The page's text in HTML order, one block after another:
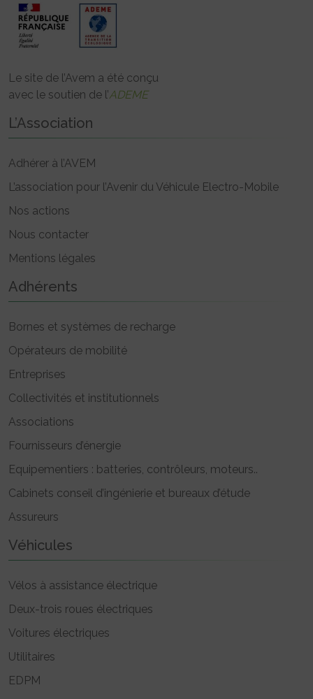
Le site de l’Avem a été conçu
avec le soutien de l’ADEME
L’Association
Adhérer à l’AVEM
L’association pour l’Avenir du Véhicule Electro-Mobile
Nos actions
Nous contacter
Mentions légales
Adhérents
Bornes et systèmes de recharge
Opérateurs de mobilité
Entreprises
Collectivités et institutionnels
Associations
Fournisseurs d’énergie
Equipementiers : batteries, contrôleurs, moteurs..
Cabinets conseil d’ingénierie et bureaux d’étude
Assureurs
Véhicules
Vélos à assistance électrique
Deux-trois roues électriques
Voitures électriques
Utilitaires
EDPM